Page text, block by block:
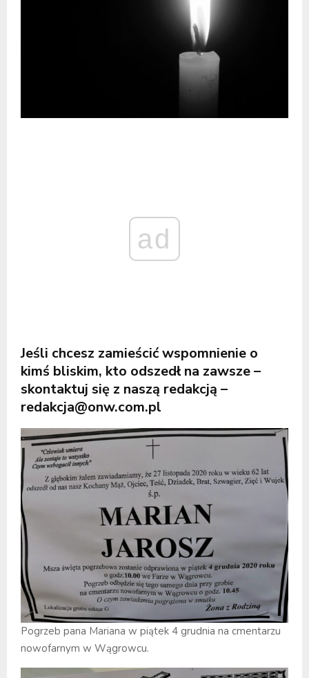
ad
Jeśli chcesz zamieścić wspomnienie o
kimś bliskim, kto odszedł na zawsze –
skontaktuj się z naszą redakcją –
redakcja@onw.com.pl
Pogrzeb pana Mariana w piątek 4 grudnia na cmentarzu
nowofarnym w Wągrowcu.